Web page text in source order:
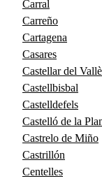
Carral
Carreño
Cartagena
Casares
Castellar del
Castellbisbal
Castelldefels
Castelló de la
Castrelo de Miño
Castrillón
Centelles